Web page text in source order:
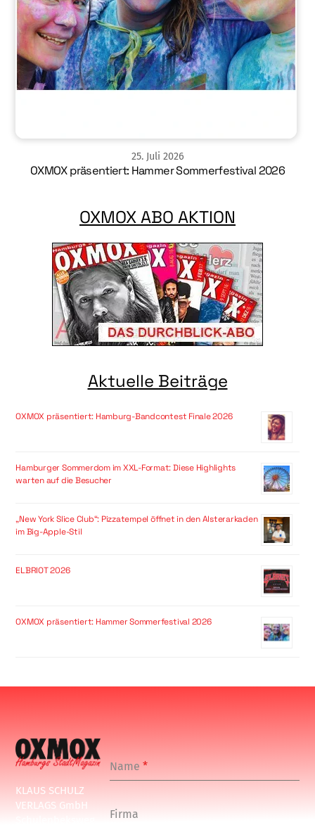
25. Juli 2026
OXMOX präsentiert: Hammer Sommerfestival 2026
OXMOX ABO AKTION
Aktuelle Beiträge
OXMOX präsentiert: Hamburg-Bandcontest Finale 2026
Hamburger Sommerdom im XXL-Format: Diese Highlights
warten auf die Besucher
„New York Slice Club“: Pizzatempel öffnet in den Alsterarkaden
im Big-Apple-Stil
ELBRIOT 2026
OXMOX präsentiert: Hammer Sommerfestival 2026
KLAUS SCHULZ
VERLAGS GmbH
Name*
Firma